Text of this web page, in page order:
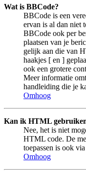
Wat is BBCode?
BBCode is een
ervan is al dan niet
BBCode ook per
plaatsen van je
gelijk aan die van
haakjes [ en ]
ook een grotere
Meer informatie
handleiding die je
Omhoog
Kan ik HTML
Nee, het is niet
HTML code. De
toepassen is ook
Omhoog